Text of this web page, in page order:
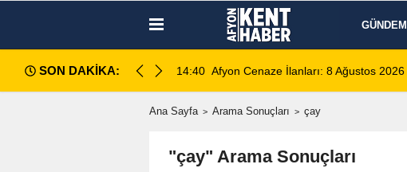
GÜNDEM
SON DAKİKA: 14:40 Afyon Cenaze İlanları: 8 Ağustos 2026
Ana Sayfa Arama Sonuçları çay
"çay" Arama Sonuçları